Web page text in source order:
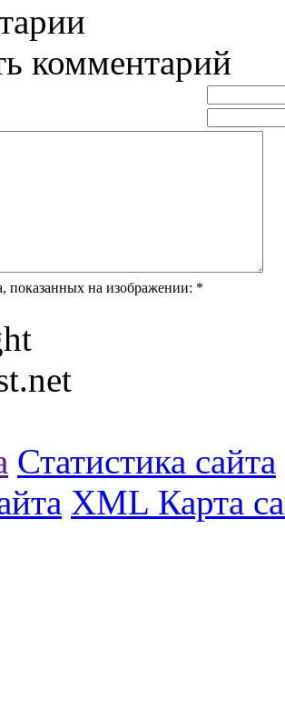
комментарий
показанных на изображении: *
Статистика сайта
XML Карта